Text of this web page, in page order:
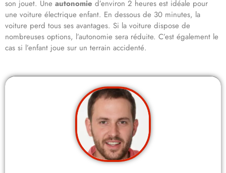
son jouet. Une autonomie d’environ 2 heures est idéale pour
une voiture électrique enfant. En dessous de 30 minutes, la
voiture perd tous ses avantages. Si la voiture dispose de
nombreuses options, l’autonomie sera réduite. C’est également le
cas si l’enfant joue sur un terrain accidenté.